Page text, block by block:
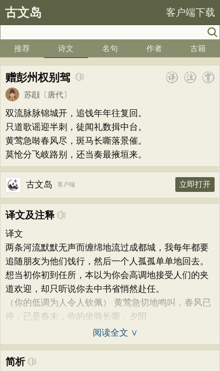
古文岛 客户端下载
推荐 诗文 名句 作者 古籍
赠彭州权别驾
苏颋 〔唐代〕
双流脉脉锦城开，追饯年年往复回。
只道歌谣迎半刺，徒闻礼数揖中台。
黄莺急啭春风尽，斑马长嘶落景催。
莫怆分飞岐路别，还当奏最掖垣来。
古文岛 客户端 立即打开
译文及注释
译文
两条河流默默无声而缠绵地流过成都城，我每年都要
追随朋友为他们饯行，然后一个人孤孤单单地回去。
想当初你初到任所，本以为你会高调地接受人们的夹
道欢迎，却只听说你去中书省悄然赴任。
（你的低调为人令人钦佩） 黄莺急切地鸣叫，春风已
停，已是春末，你的坐骑长嘶，夕阳
阅读全文 ∨
简析